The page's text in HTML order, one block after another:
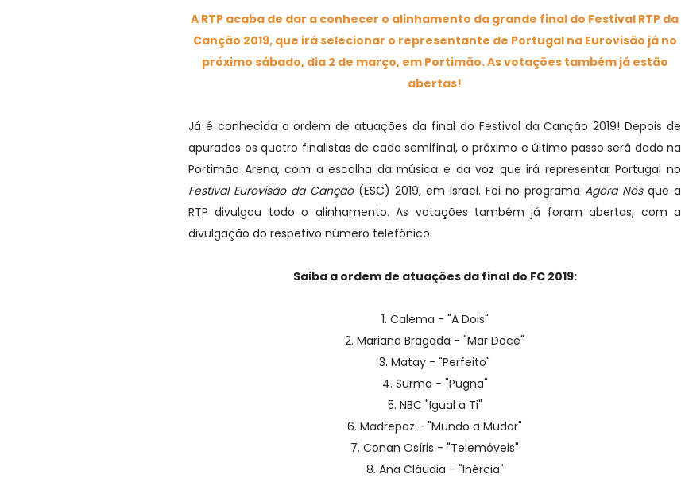
A RTP acaba de dar a conhecer o alinhamento da grande final do Festival RTP da
Canção 2019, que irá selecionar o representante de Portugal na Eurovisão já no
próximo sábado, dia 2 de março, em Portimão. As votações também já estão
abertas!
Já é conhecida a ordem de atuações da final do Festival da Canção 2019! Depois de
apurados os quatro finalistas de cada semifinal, o próximo e último passo será dado na
Portimão Arena, com a escolha da música e da voz que irá representar Portugal no
Festival Eurovisão da Canção (ESC) 2019, em Israel. Foi no programa Agora Nósque a
RTP divulgou todo o alinhamento. As votações também já foram abertas, com a
divulgação do respetivo número telefónico.
Saiba a ordem de atuações da final do FC 2019:
1. Calema - "A Dois"
2. Mariana Bragada - "Mar Doce"
3. Matay - "Perfeito"
4. Surma - "Pugna"
5. NBC "Igual a Ti"
6. Madrepaz - "Mundo a Mudar"
7. Conan Osíris - "Telemóveis"
8. Ana Cláudia - "Inércia"